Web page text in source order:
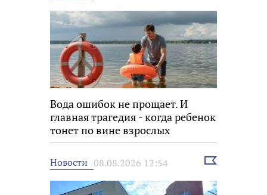
Вода ошибок не прощает. И
главная трагедия - когда ребенок
тонет по вине взрослых
Новости 08.08.2026 12:54
Выбрать